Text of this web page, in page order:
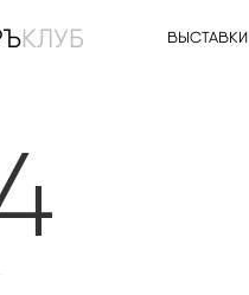
КЛУБ ВЫСТАВКИ